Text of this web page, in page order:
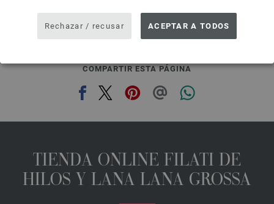
Rechazar / recusar ACEPTAR A TODOS
COMPARTIR ESTA PÁGINA
TIENDA ONLINE FILATI DE
HILOS Y LANA LANA GROSSA